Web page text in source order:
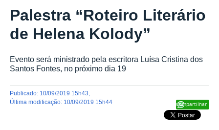
Palestra “Roteiro Literário
de Helena Kolody”
Evento será ministrado pela escritora Luísa Cristina dos
Santos Fontes, no próximo dia 19
Compartilhar
publicado: 10/09/2019 15h43
última modificação: 10/09/2019 15h44